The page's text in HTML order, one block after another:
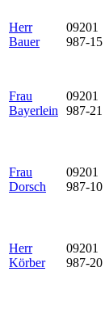
Herr
Bauer
09201
987-15
Frau
Bayerlein
09201
987-21
Frau
Dorsch
09201
987-10
Herr
Körber
09201
987-20